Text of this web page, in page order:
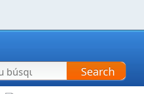
Search